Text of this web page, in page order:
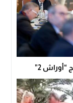
“أوراش 2”